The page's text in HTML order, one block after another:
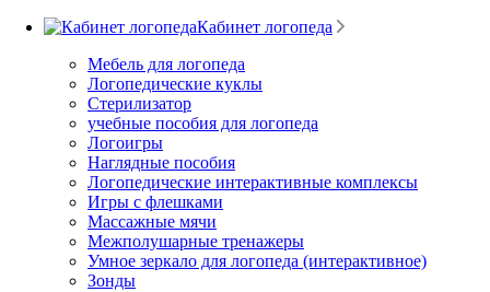
Кабинет логопеда
Мебель для логопеда
Логопедические куклы
Стерилизатор
учебные пособия для логопеда
Логоигры
Наглядные пособия
Логопедические интерактивные комплексы
Игры с флешками
Массажные мячи
Межполушарные тренажеры
Умное зеркало для логопеда (интерактивное)
Зонды